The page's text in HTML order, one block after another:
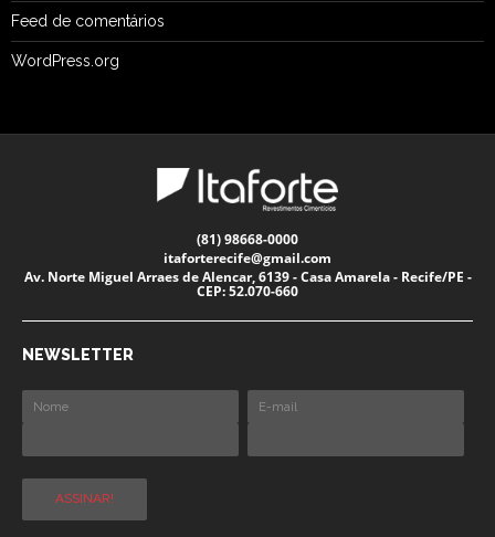
Feed de comentários
WordPress.org
(81) 98668-0000
itaforterecife@gmail.com
Av. Norte Miguel Arraes de Alencar, 6139 - Casa Amarela - Recife/PE -
CEP: 52.070-660
NEWSLETTER